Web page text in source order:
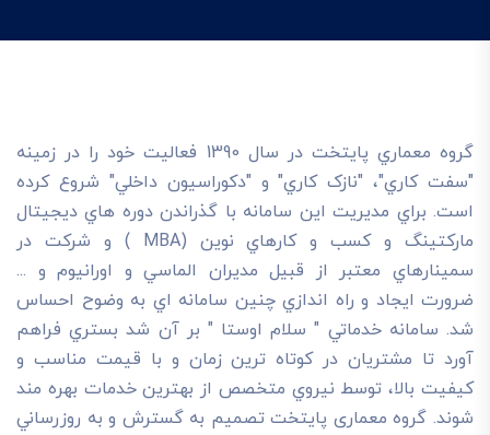
گروه معماري پايتخت در سال 1390 فعاليت خود را در زمينه
"سفت کاري"، "نازک کاري" و "دکوراسيون داخلي" شروع کرده
است. براي مديريت اين سامانه با گذراندن دوره هاي ديجيتال
مارکتينگ و کسب و کارهاي نوين (MBA ) و شرکت در
سمينارهاي معتبر از قبيل مديران الماسي و اورانيوم و ...
ضرورت ايجاد و راه اندازي چنين سامانه اي به وضوح احساس
شد. سامانه خدماتي " سلام اوستا " بر آن شد بستري فراهم
آورد تا مشتريان در کوتاه ترين زمان و با قيمت مناسب و
کيفيت بالا، توسط نيروي متخصص از بهترين خدمات بهره مند
شوند. گروه معماری پایتخت تصميم به گسترش و به روزرساني